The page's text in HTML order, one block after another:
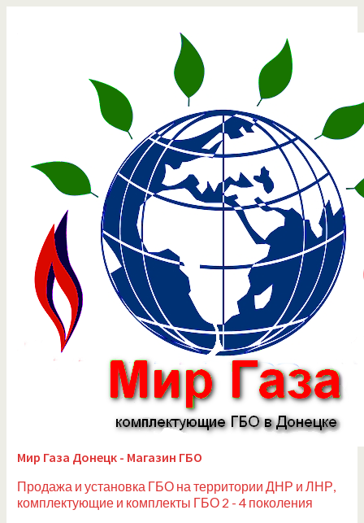
Мир Газа Донецк - Магазин ГБО
Продажа и установка ГБО на территории ДНР и ЛНР,
комплектующие и комплекты ГБО 2 - 4 поколения